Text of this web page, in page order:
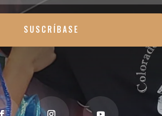
SUSCRÍBASE